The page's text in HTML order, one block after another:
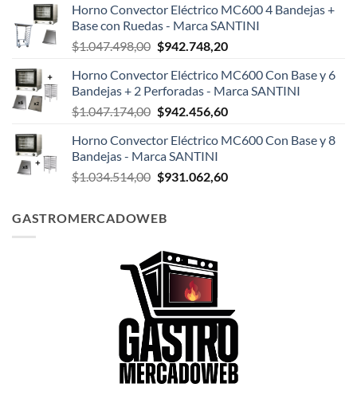
original
era:
$124.999,00.
actual
es:
$108.199,00.
Horno Convector Eléctrico MC600 4 Bandejas +
Base con Ruedas - Marca SANTINI
$1.047.498,00 El
original
era:
$1.047.498,00.
$942.748,20El
actual
es:
$942.748,20.
Horno Convector Eléctrico MC600 Con Base y 6
Bandejas + 2 Perforadas - Marca SANTINI
$1.047.174,00 El
original
era:
$1.047.174,00.
$942.456,60El
actual
$942.456,60.
Horno Convector Eléctrico MC600 Con Base y 8
Bandejas - Marca SANTINI
$1.034.514,00 El
era:
$931.062,60El
GASTROMERCADOWEB